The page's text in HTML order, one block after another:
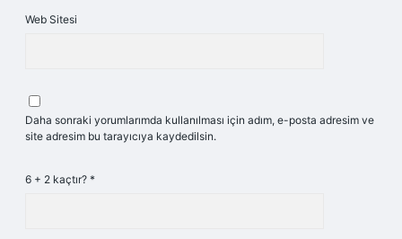
Web Sitesi
Daha sonraki yorumlarımda kullanılması için adım, e-posta adresim ve
site adresim bu tarayıcıya kaydedilsin.
6 + 2 kaçtır? *